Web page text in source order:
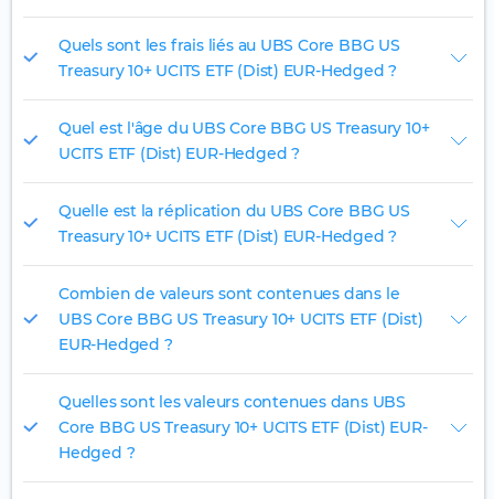
Quels sont les frais liés au UBS Core BBG US
Treasury 10+ UCITS ETF (Dist) EUR-Hedged ?
Quel est l'âge du UBS Core BBG US Treasury 10+
UCITS ETF (Dist) EUR-Hedged ?
Quelle est la réplication du UBS Core BBG US
Treasury 10+ UCITS ETF (Dist) EUR-Hedged ?
Combien de valeurs sont contenues dans le
UBS Core BBG US Treasury 10+ UCITS ETF (Dist)
EUR-Hedged ?
Quelles sont les valeurs contenues dans UBS
Core BBG US Treasury 10+ UCITS ETF (Dist) EUR-
Hedged ?